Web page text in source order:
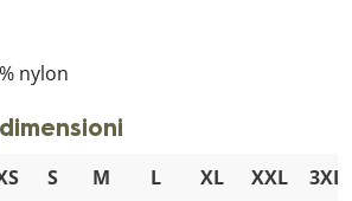
nylon
S M L XL XXL
3XL